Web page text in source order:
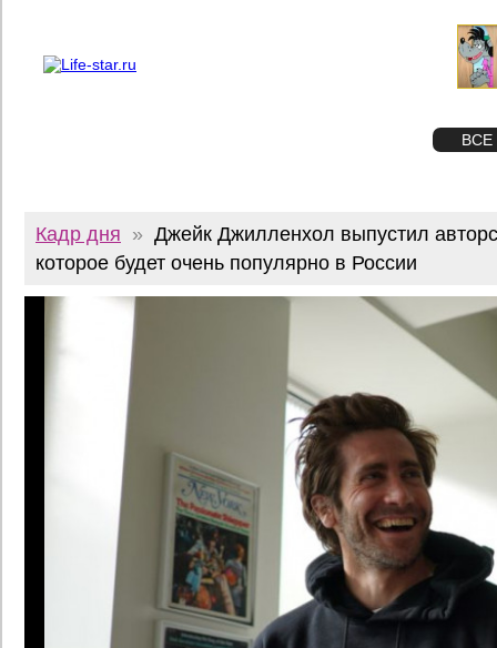
ВСЕ
Кадр дня » Джейк Джилленхол выпустил
которое будет очень популярно в России